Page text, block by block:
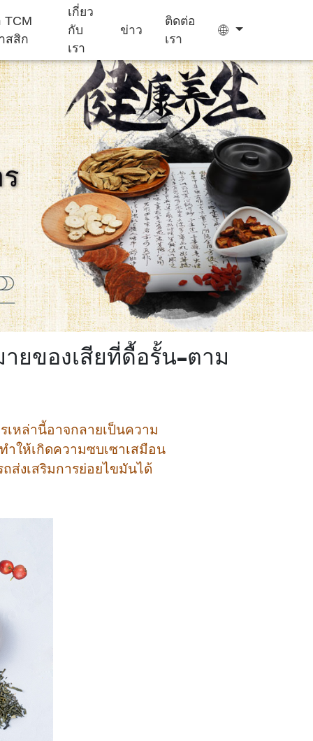
TCM
สสิก
เกี่ยว
กับ
เรา
ข่าว
ติดต่อ
เรา
ครื่อง ช่วย นอน
หลับ
อาหาร เสริม
สำหรับ เด็ก
เค้ก Ejiao
ถุง ชา เยล ลี่
ยของเสียที่ดื้อรั้น–ตาม
เหล่านี้อาจกลายเป็นความ
ำให้เกิดความซบเซาเสมือน
ส่งเสริมการย่อยไขมันได้